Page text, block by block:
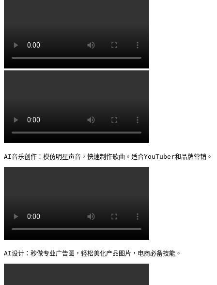
AI音乐创作：模仿明星声音，快速制作歌曲。适合YouTuber和品牌营销。
AI设计：秒做专业广告图，轻松美化产品图片，电商必备技能。